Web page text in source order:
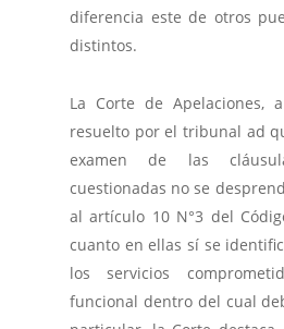
diferencia este de otros
distintos.
La Corte de Apelaciones,
resuelto por el tribunal ad
examen de las
cuestionadas no se
al artículo 10 N°3 del
cuanto en ellas sí se
los servicios
funcional dentro del cual